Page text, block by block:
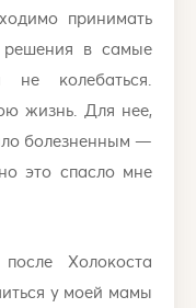
принимать
решения в самые
колебаться.
жизнь. Для нее,
болезненным —
это спасло мне
Холокоста
у моей мамы